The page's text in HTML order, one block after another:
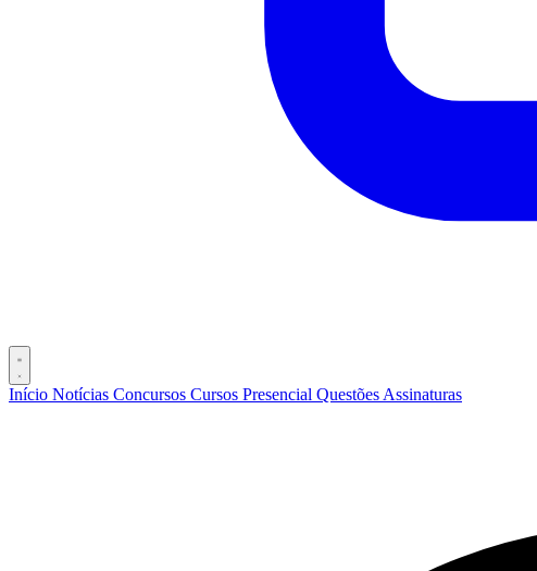
Início Notícias Concursos Cursos Presencial Questões Assinaturas